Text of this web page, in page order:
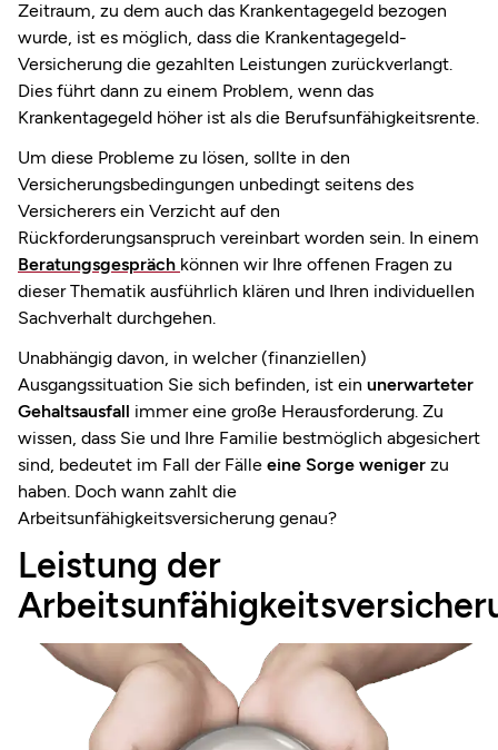
Zeitraum, zu dem auch das Krankentagegeld bezogen
wurde, ist es möglich, dass die Krankentagegeld-
Versicherung die gezahlten Leistungen zurückverlangt.
Dies führt dann zu einem Problem, wenn das
Krankentagegeld höher ist als die Berufsunfähigkeitsrente.
Um diese Probleme zu lösen, sollte in den
Versicherungsbedingungen unbedingt seitens des
Versicherers ein Verzicht auf den
Rückforderungsanspruch vereinbart worden sein. In einem
Beratungsgespräch können wir Ihre offenen Fragen zu
dieser Thematik ausführlich klären und Ihren individuellen
Sachverhalt durchgehen.
Unabhängig davon, in welcher (finanziellen)
Ausgangssituation Sie sich befinden, ist ein unerwarteter
Gehaltsausfall immer eine große Herausforderung. Zu
wissen, dass Sie und Ihre Familie bestmöglich abgesichert
sind, bedeutet im Fall der Fälle eine Sorge weniger zu
haben. Doch wann zahlt die
Arbeitsunfähigkeitsversicherung genau?
Leistung der